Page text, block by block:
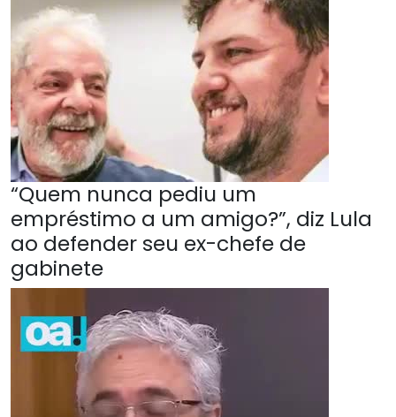
“Quem nunca pediu um
empréstimo a um amigo?”, diz Lula
ao defender seu ex-chefe de
gabinete